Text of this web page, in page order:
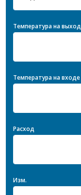
Температура на
Температура на
Расход
Изм.